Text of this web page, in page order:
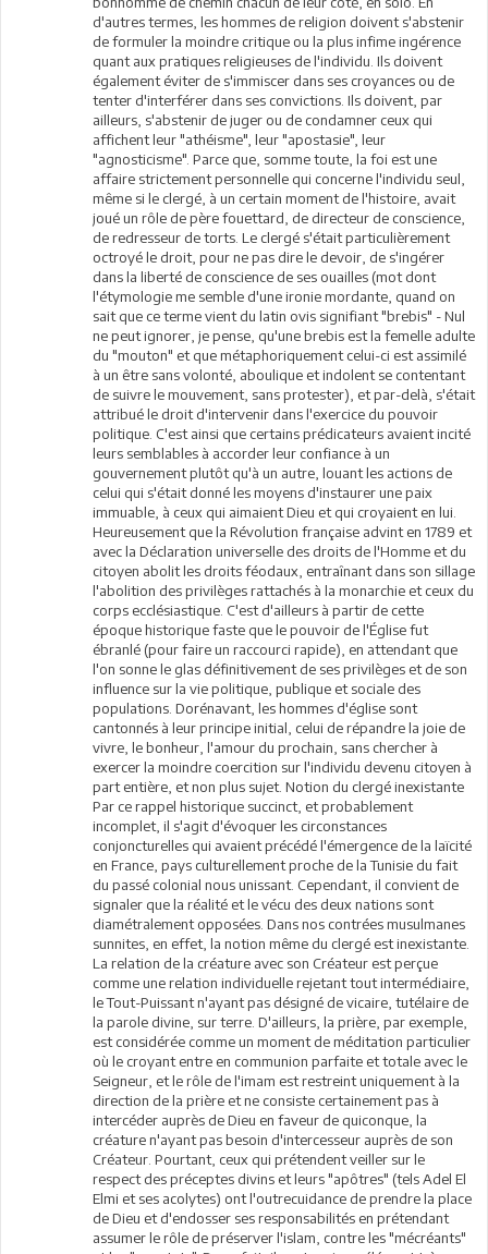
d'autres termes, les hommes de religion doivent s'abstenir
de formuler la moindre critique ou la plus infime ingérence
quant aux pratiques religieuses de l'individu. Ils doivent
également éviter de s'immiscer dans ses croyances ou de
tenter d'interférer dans ses convictions. Ils doivent, par
ailleurs, s'abstenir de juger ou de condamner ceux qui
affichent leur "athéisme", leur "apostasie", leur
"agnosticisme". Parce que, somme toute, la foi est une
affaire strictement personnelle qui concerne l'individu seul,
même si le clergé, à un certain moment de l'histoire, avait
joué un rôle de père fouettard, de directeur de conscience,
de redresseur de torts. Le clergé s'était particulièrement
octroyé le droit, pour ne pas dire le devoir, de s'ingérer
dans la liberté de conscience de ses ouailles (mot dont
l'étymologie me semble d'une ironie mordante, quand on
sait que ce terme vient du latin ovis signifiant "brebis" - Nul
ne peut ignorer, je pense, qu'une brebis est la femelle adulte
du "mouton" et que métaphoriquement celui-ci est assimilé
à un être sans volonté, aboulique et indolent se contentant
de suivre le mouvement, sans protester), et par-delà, s'était
attribué le droit d'intervenir dans l'exercice du pouvoir
politique. C'est ainsi que certains prédicateurs avaient incité
leurs semblables à accorder leur confiance à un
gouvernement plutôt qu'à un autre, louant les actions de
celui qui s'était donné les moyens d'instaurer une paix
immuable, à ceux qui aimaient Dieu et qui croyaient en lui.
Heureusement que la Révolution française advint en 1789 et
avec la Déclaration universelle des droits de l'Homme et du
citoyen abolit les droits féodaux, entraînant dans son sillage
l'abolition des privilèges rattachés à la monarchie et ceux du
corps ecclésiastique. C'est d'ailleurs à partir de cette
époque historique faste que le pouvoir de l'Église fut
ébranlé (pour faire un raccourci rapide), en attendant que
l'on sonne le glas définitivement de ses privilèges et de son
influence sur la vie politique, publique et sociale des
populations. Dorénavant, les hommes d'église sont
cantonnés à leur principe initial, celui de répandre la joie de
vivre, le bonheur, l'amour du prochain, sans chercher à
exercer la moindre coercition sur l'individu devenu citoyen à
part entière, et non plus sujet. Notion du clergé inexistante
Par ce rappel historique succinct, et probablement
incomplet, il s'agit d'évoquer les circonstances
conjoncturelles qui avaient précédé l'émergence de la laïcité
en France, pays culturellement proche de la Tunisie du fait
du passé colonial nous unissant. Cependant, il convient de
signaler que la réalité et le vécu des deux nations sont
diamétralement opposées. Dans nos contrées musulmanes
sunnites, en effet, la notion même du clergé est inexistante.
La relation de la créature avec son Créateur est perçue
comme une relation individuelle rejetant tout intermédiaire,
le Tout-Puissant n'ayant pas désigné de vicaire, tutélaire de
la parole divine, sur terre. D'ailleurs, la prière, par exemple,
est considérée comme un moment de méditation particulier
où le croyant entre en communion parfaite et totale avec le
Seigneur, et le rôle de l'imam est restreint uniquement à la
direction de la prière et ne consiste certainement pas à
intercéder auprès de Dieu en faveur de quiconque, la
créature n'ayant pas besoin d'intercesseur auprès de son
Créateur. Pourtant, ceux qui prétendent veiller sur le
respect des préceptes divins et leurs "apôtres" (tels Adel El
Elmi et ses acolytes) ont l'outrecuidance de prendre la place
de Dieu et d'endosser ses responsabilités en prétendant
assumer le rôle de préserver l'islam, contre les "mécréants"